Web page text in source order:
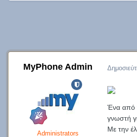
MyPhone Admin
Administrators
Ένα από
γνωστή
Με την